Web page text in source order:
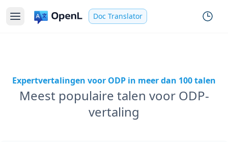
Doc Translator
Expertvertalingen voor ODP in meer dan 100 talen
Meest populaire talen voor ODP-
vertaling